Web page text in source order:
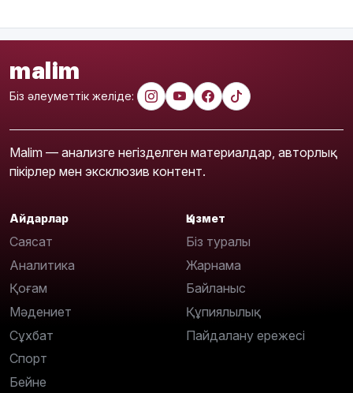
malim
Біз әлеуметтік желіде:
Malim — анализге негізделген материалдар, авторлық
пікірлер мен эксклюзив контент.
Айдарлар
Саясат
Аналитика
Қоғам
Мәдениет
Сұхбат
Спорт
Бейне
Қызмет
Біз туралы
Жарнама
Байланыс
Құпиялылық
Пайдалану ережесі